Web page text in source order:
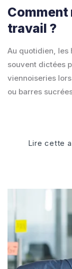
Comment
travail ?
Au quotidien, les
souvent dictées
viennoiseries
ou barres
Lire cette